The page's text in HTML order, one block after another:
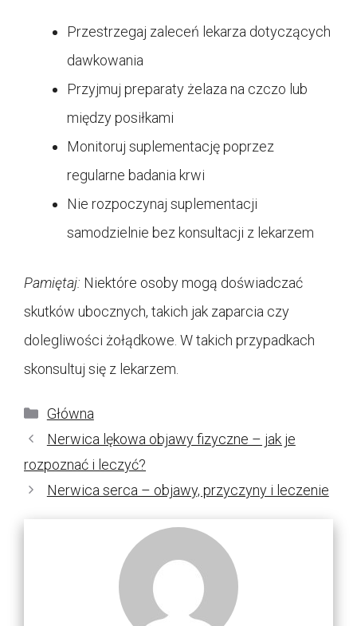
Przestrzegaj zaleceń lekarza dotyczących
dawkowania
Przyjmuj preparaty żelaza na czczo lub
między posiłkami
Monitoruj suplementację poprzez
regularne badania krwi
Nie rozpoczynaj suplementacji
samodzielnie bez konsultacji z lekarzem
Pamiętaj: Niektóre osoby mogą doświadczać
skutków ubocznych, takich jak zaparcia czy
dolegliwości żołądkowe. W takich przypadkach
skonsultuj się z lekarzem.
Kategorie
Główna
Nerwica lękowa objawy fizyczne – jak je
rozpoznać i leczyć?
Nerwica serca – objawy, przyczyny i leczenie